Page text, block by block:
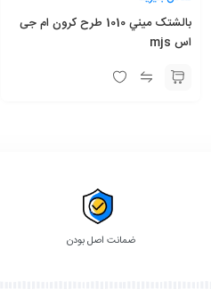
بالشتک ميني 1010 طرح کرون ام جی
اس mjs
ضمانت اصل بودن